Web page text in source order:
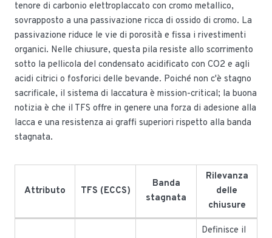
tenore di carbonio elettroplaccato con cromo metallico,
sovrapposto a una passivazione ricca di ossido di cromo. La
passivazione riduce le vie di porosità e fissa i rivestimenti
organici. Nelle chiusure, questa pila resiste allo scorrimento
sotto la pellicola del condensato acidificato con CO2 e agli
acidi citrici o fosforici delle bevande. Poiché non c'è stagno
sacrificale, il sistema di laccatura è mission-critical; la buona
notizia è che il TFS offre in genere una forza di adesione alla
lacca e una resistenza ai graffi superiori rispetto alla banda
stagnata.
Attributo TFS (ECCS)
Banda
stagnata
Rilevanza
delle
chiusure
Definisce il